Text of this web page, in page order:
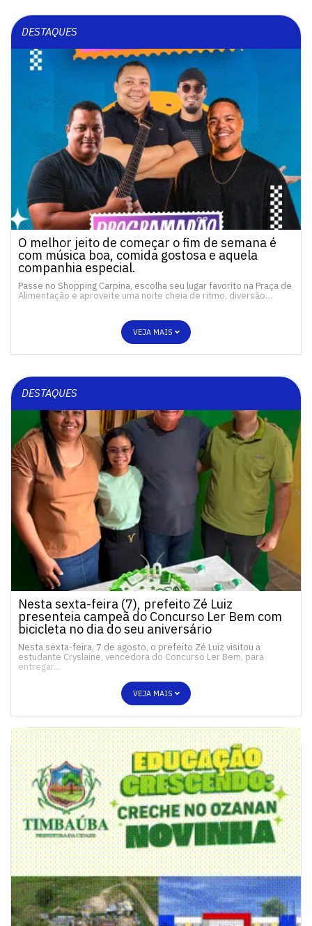
DESTAQUES
O melhor jeito de começar o fim de semana é
com música boa, comida gostosa e aquela
companhia especial.
Passe no Shopping Carpina, escolha seu lugar favorito na Praça de
Alimentação e aproveite uma noite cheia de ritmo, diversão…
VEJA MAIS
DESTAQUES
Nesta sexta-feira (7), prefeito Zé Luiz
presenteia campeã do Concurso Ler Bem com
bicicleta no dia do seu aniversário
Nesta sexta-feira, 7 de agosto, o prefeito Zé Luiz visitou a
estudante Cryslaine, vencedora do Concurso Ler Bem, para
entregar…
VEJA MAIS